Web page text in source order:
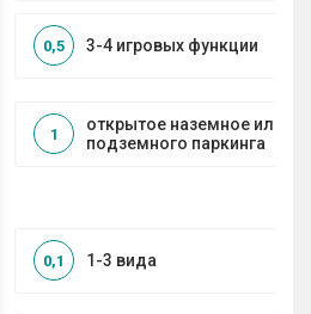
3-4 игровых функции
0,5
открытое наземное или на
подземного паркинга
1
1-3 вида
0,1